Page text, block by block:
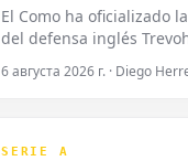
El Como ha oficializado
del defensa inglés
futbolista llega
por una suma total que
la operación no llegó a
6 августа 2026 г. · Diego
SERIE A